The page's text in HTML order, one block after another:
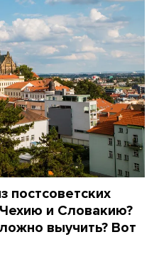
постсоветских
Чехию и Словакию?
выучить? Вот